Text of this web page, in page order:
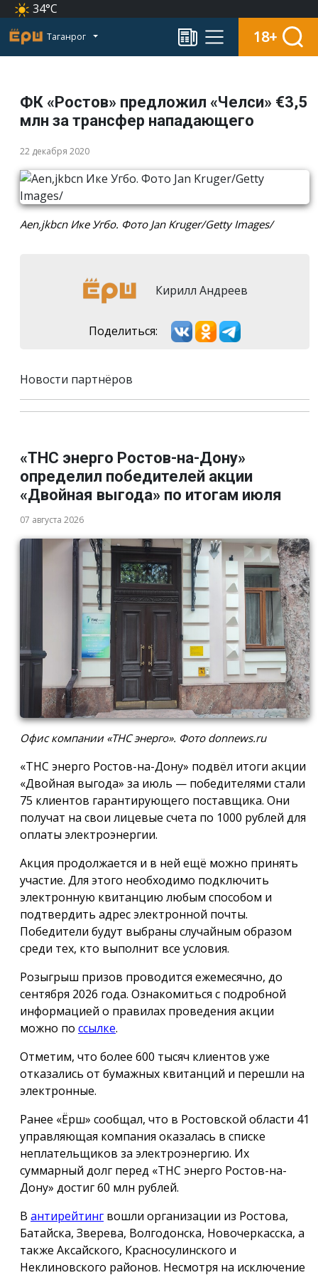
34°C
Таганрог 18+
ФК «Ростов» предложил «Челси» €3,5
млн за трансфер нападающего
22 декабря 2020
Aen,jkbcn Ике Угбо. Фото Jan Kruger/Getty Images/
Кирилл Андреев
Поделиться:
Новости партнёров
«ТНС энерго Ростов-на-Дону»
определил победителей акции
«Двойная выгода» по итогам июля
07 августа 2026
Офис компании «ТНС энерго». Фото donnews.ru
«ТНС энерго Ростов-на-Дону» подвёл итоги акции
«Двойная выгода» за июль — победителями стали
75 клиентов гарантирующего поставщика. Они
получат на свои лицевые счета по 1000 рублей для
оплаты электроэнергии.
Акция продолжается и в ней ещё можно принять
участие. Для этого необходимо подключить
электронную квитанцию любым способом и
подтвердить адрес электронной почты.
Победители будут выбраны случайным образом
среди тех, кто выполнит все условия.
Розыгрыш призов проводится ежемесячно, до
сентября 2026 года. Ознакомиться с подробной
информацией о правилах проведения акции
можно по ссылке.
Отметим, что более 600 тысяч клиентов уже
отказались от бумажных квитанций и перешли на
электронные.
Ранее «Ёрш» сообщал, что в Ростовской области 41
управляющая компания оказалась в списке
неплательщиков за электроэнергию. Их
суммарный долг перед «ТНС энерго Ростов-на-
Дону» достиг 60 млн рублей.
В антирейтинг вошли организации из Ростова,
Батайска, Зверева, Волгодонска, Новочеркасска, а
также Аксайского, Красносулинского и
Неклиновского районов. Несмотря на исключение